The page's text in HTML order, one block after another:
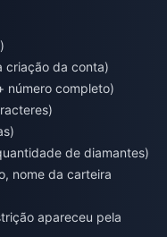
criação da conta)
número completo)
de diamantes)
nome da carteira
apareceu pela